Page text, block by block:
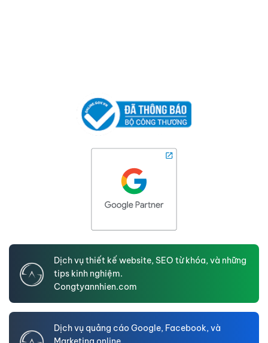
Dịch vụ thiết kế website, SEO từ khóa, và những
tips kinh nghiệm.
Congtyannhien.com
Dịch vụ quảng cáo Google, Facebook, và